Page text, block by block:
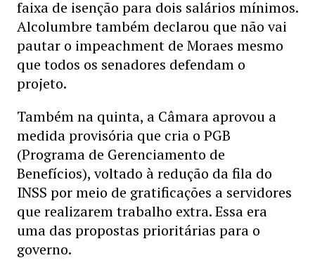
faixa de isenção para dois salários mínimos.
Alcolumbre também declarou que não vai
pautar o impeachment de Moraes mesmo
que todos os senadores defendam o
projeto.
Também na quinta, a Câmara aprovou a
medida provisória que cria o PGB
(Programa de Gerenciamento de
Benefícios), voltado à redução da fila do
INSS por meio de gratificações a servidores
que realizarem trabalho extra. Essa era
uma das propostas prioritárias para o
governo.